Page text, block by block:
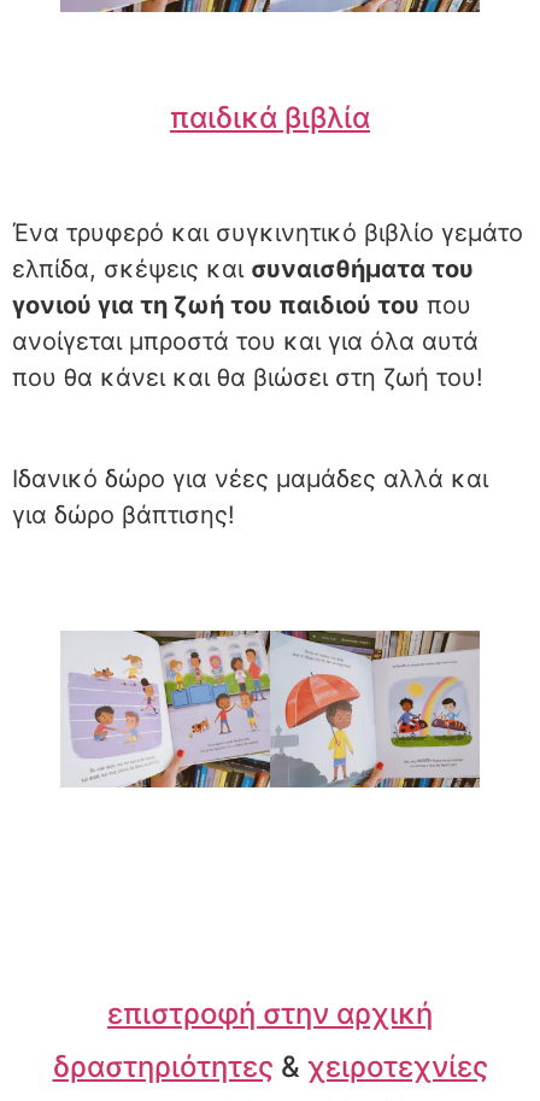
παιδικά βιβλία
Ένα τρυφερό και συγκινητικό βιβλίο γεμάτο
ελπίδα, σκέψεις και συναισθήματα του
γονιού για τη ζωή του παιδιού του που
ανοίγεται μπροστά του και για όλα αυτά
που θα κάνει και θα βιώσει στη ζωή του!
Ιδανικό δώρο για νέες μαμάδες αλλά και
για δώρο βάπτισης!
επιστροφή στην αρχική
δραστηριότητες & χειροτεχνίες